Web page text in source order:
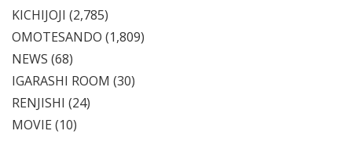
KICHIJOJI (2,785)
OMOTESANDO (1,809)
NEWS (68)
IGARASHI ROOM (30)
RENJISHI (24)
MOVIE (10)